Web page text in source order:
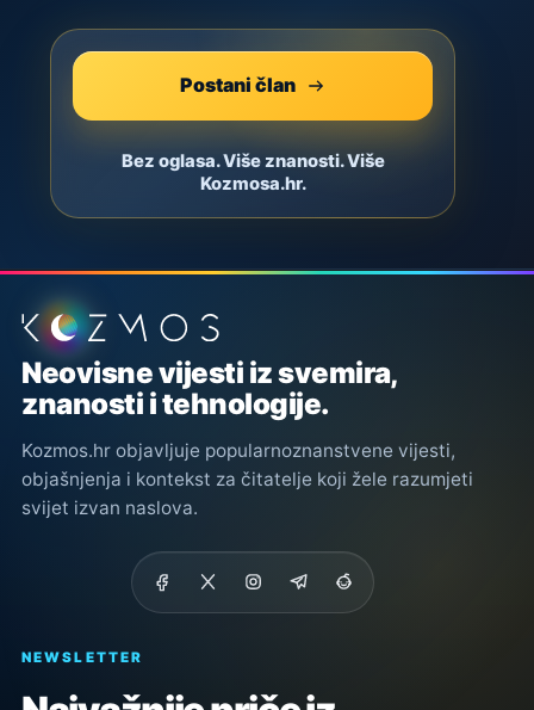
Postani član
Bez oglasa. Više znanosti. Više
Kozmosa.hr.
Podnožje stranice
Neovisne vijesti iz svemira,
znanosti i tehnologije.
Kozmos.hr objavljuje popularnoznanstvene vijesti,
objašnjenja i kontekst za čitatelje koji žele razumjeti
svijet izvan naslova.
NEWSLETTER